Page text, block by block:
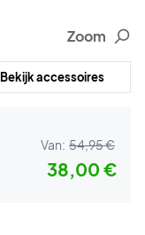
Zoom
Bekijk accessoires
Van: 54,95 €
38,00 €